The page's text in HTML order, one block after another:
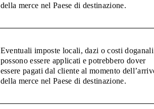
della merce nel Paese di destinazione.
Eventuali imposte locali, dazi o costi doganali
possono essere applicati e potrebbero dover
essere pagati dal cliente al momento
della merce nel Paese di destinazione.